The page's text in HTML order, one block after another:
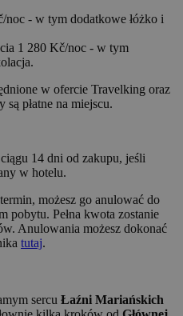
- w tym dodatkowe łóżko i
1 280 Kč/noc - w tym
w ofercie Travelking oraz
płatne na miejscu.
14 dni od zakupu, jeśli
w hotelu.
możesz go anulować do
pobytu. Pełna kwota zostanie
Anulowania możesz dokonać
tutaj.
sercu Łaźni Mariańskich